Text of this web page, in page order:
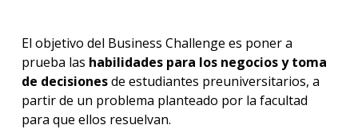
El objetivo del Business Challenge es poner a
prueba las habilidades para los negocios y toma
de decisionesde estudiantes preuniversitarios, a
partir de un problema planteado por la facultad
para que ellos resuelvan.